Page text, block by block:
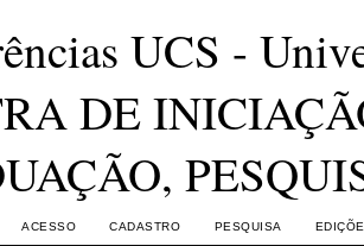
UCS -
DE
ACESSO CADASTRO PESQUISA